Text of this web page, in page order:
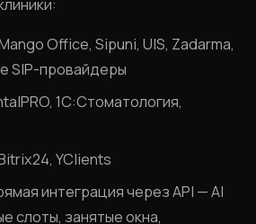
Office, Sipuni, UIS, Zadarma,
SIP-провайдеры
1С:Стоматология,
YClients
интеграция через API — AI
слоты, занятые окна,